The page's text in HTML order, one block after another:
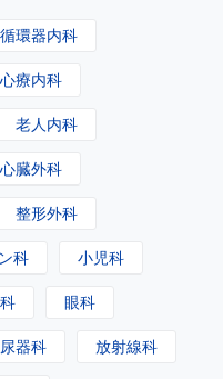
循環器内科
心療内科
老人内科
心臓外科
整形外科
科 小児科
眼科
器科 放射線科